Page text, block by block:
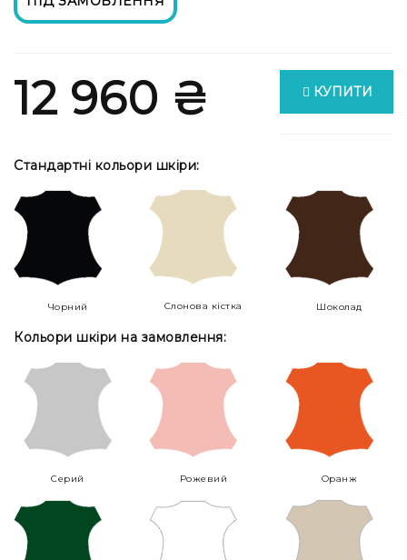
12 960 ₴ КУПИТИ
Стандартні кольори шкіри:
Чорний Слонова кістка Шоколад
Кольори шкіри на замовлення:
Серий Рожевий Оранж